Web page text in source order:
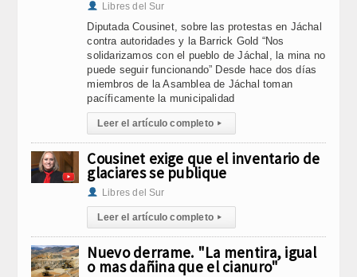
Libres del Sur
Diputada Cousinet, sobre las protestas en Jáchal
contra autoridades y la Barrick Gold “Nos
solidarizamos con el pueblo de Jáchal, la mina no
puede seguir funcionando” Desde hace dos días
miembros de la Asamblea de Jáchal toman
pacíficamente la municipalidad
Leer el artículo completo ▸
Cousinet exige que el inventario de
glaciares se publique
Libres del Sur
Leer el artículo completo ▸
Nuevo derrame. "La mentira, igual
o mas dañina que el cianuro"